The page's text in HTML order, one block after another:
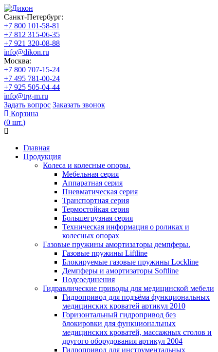
Санкт-Петербург:
+7 800 101-58-81
+7 812 315-06-35
+7 921 320-08-88
info@dikon.ru
Москва:
+7 800 707-15-24
+7 495 781-00-24
+7 925 505-04-44
info@trg-m.ru
Задать вопрос Заказать звонок
Корзина
(0 шт.)
Главная
Продукция
Колеса и колесные опоры.
Мебельная серия
Аппаратная серия
Пневматическая серия
Транспортная серия
Термостойкая серия
Большегрузная серия
Техническая информация о роликах и
колесных опорах
Газовые пружины амортизаторы демпферы.
Газовые пружины Liftline
Блокируемые газовые пружины Lockline
Демпферы и амортизаторы Softline
Подсоединения
Гидравлические приводы для медицинской мебели
Гидропривод для подъёма функциональных
медицинских кроватей артикул 2010
Горизонтальный гидропривод без
блокировки для функциональных
медицинских кроватей, массажных столов и
другого оборудования артикул 2004
Гидропривод для инструментальных